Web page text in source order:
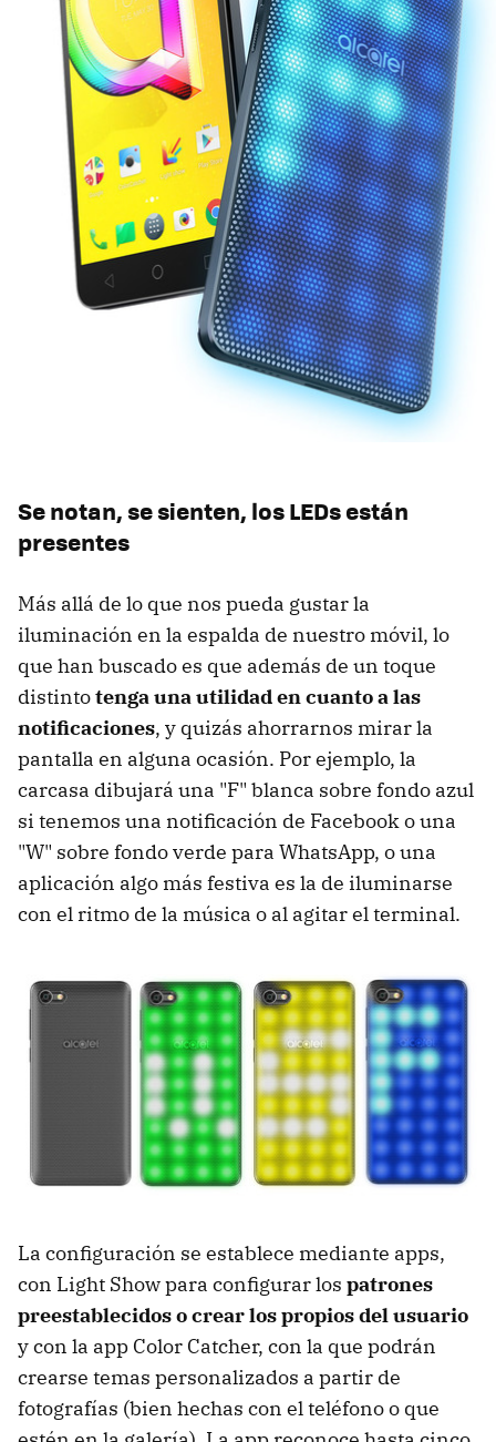
Se notan, se sienten, los LEDs están
presentes
Más allá de lo que nos pueda gustar la
iluminación en la espalda de nuestro móvil, lo
que han buscado es que además de un toque
distintotenga una utilidad en cuanto a las
notificaciones, y quizás ahorrarnos mirar la
pantalla en alguna ocasión. Por ejemplo, la
carcasa dibujará una "F" blanca sobre fondo azul
si tenemos una notificación de Facebook o una
"W" sobre fondo verde para WhatsApp, o una
aplicación algo más festiva es la de iluminarse
con el ritmo de la música o al agitar el terminal.
La configuración se establece mediante apps,
con Light Show para configurar los patrones
preestablecidos o crear los propios del usuario
y con la app Color Catcher, con la que podrán
crearse temas personalizados a partir de
fotografías (bien hechas con el teléfono o que